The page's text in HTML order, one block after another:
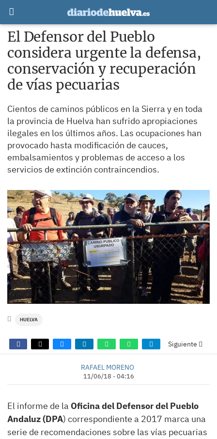
El Defensor del Pueblo
considera urgente la defensa,
conservación y recuperación
de vías pecuarias
Cientos de caminos públicos en la Sierra y en toda
la provincia de Huelva han sufrido apropiaciones
ilegales en los últimos años. Las ocupaciones han
provocado hasta modificación de cauces,
embalsamientos y problemas de acceso a los
servicios de extinción contraincendios.
HUELVA
Siguiente
RAFAEL MORENO
11/06/18 - 04:16
El informe de la Oficina del Defensor del Pueblo
Andaluz (DPA) correspondiente a 2017 marca una
serie de recomendaciones sobre las vías pecuarias